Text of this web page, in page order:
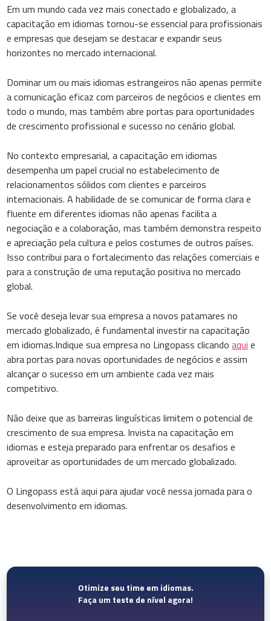
Em um mundo cada vez mais conectado e globalizado, a
capacitação em idiomas tornou-se essencial para profissionais
e empresas que desejam se destacar e expandir seus
horizontes no mercado internacional.
Dominar um ou mais idiomas estrangeiros não apenas permite
a comunicação eficaz com parceiros de negócios e clientes em
todo o mundo, mas também abre portas para oportunidades
de crescimento profissional e sucesso no cenário global.
No contexto empresarial, a capacitação em idiomas
desempenha um papel crucial no estabelecimento de
relacionamentos sólidos com clientes e parceiros
internacionais. A habilidade de se comunicar de forma clara e
fluente em diferentes idiomas não apenas facilita a
negociação e a colaboração, mas também demonstra respeito
e apreciação pela cultura e pelos costumes de outros países.
Isso contribui para o fortalecimento das relações comerciais e
para a construção de uma reputação positiva no mercado
global.
Se você deseja levar sua empresa a novos patamares no
mercado globalizado, é fundamental investir na capacitação
em idiomas.Indique sua empresa no Lingopass clicandoaqui e
abra portas para novas oportunidades de negócios e assim
alcançar o sucesso em um ambiente cada vez mais
competitivo.
Não deixe que as barreiras linguísticas limitem o potencial de
crescimento de sua empresa. Invista na capacitação em
idiomas e esteja preparado para enfrentar os desafios e
aproveitar as oportunidades de um mercado globalizado.
O Lingopass está aqui para ajudar você nessa jornada para o
desenvolvimento em idiomas.
Otimize seu time em idiomas.
Faça um teste de nível agora!